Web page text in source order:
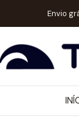
Envio
TOALHAS